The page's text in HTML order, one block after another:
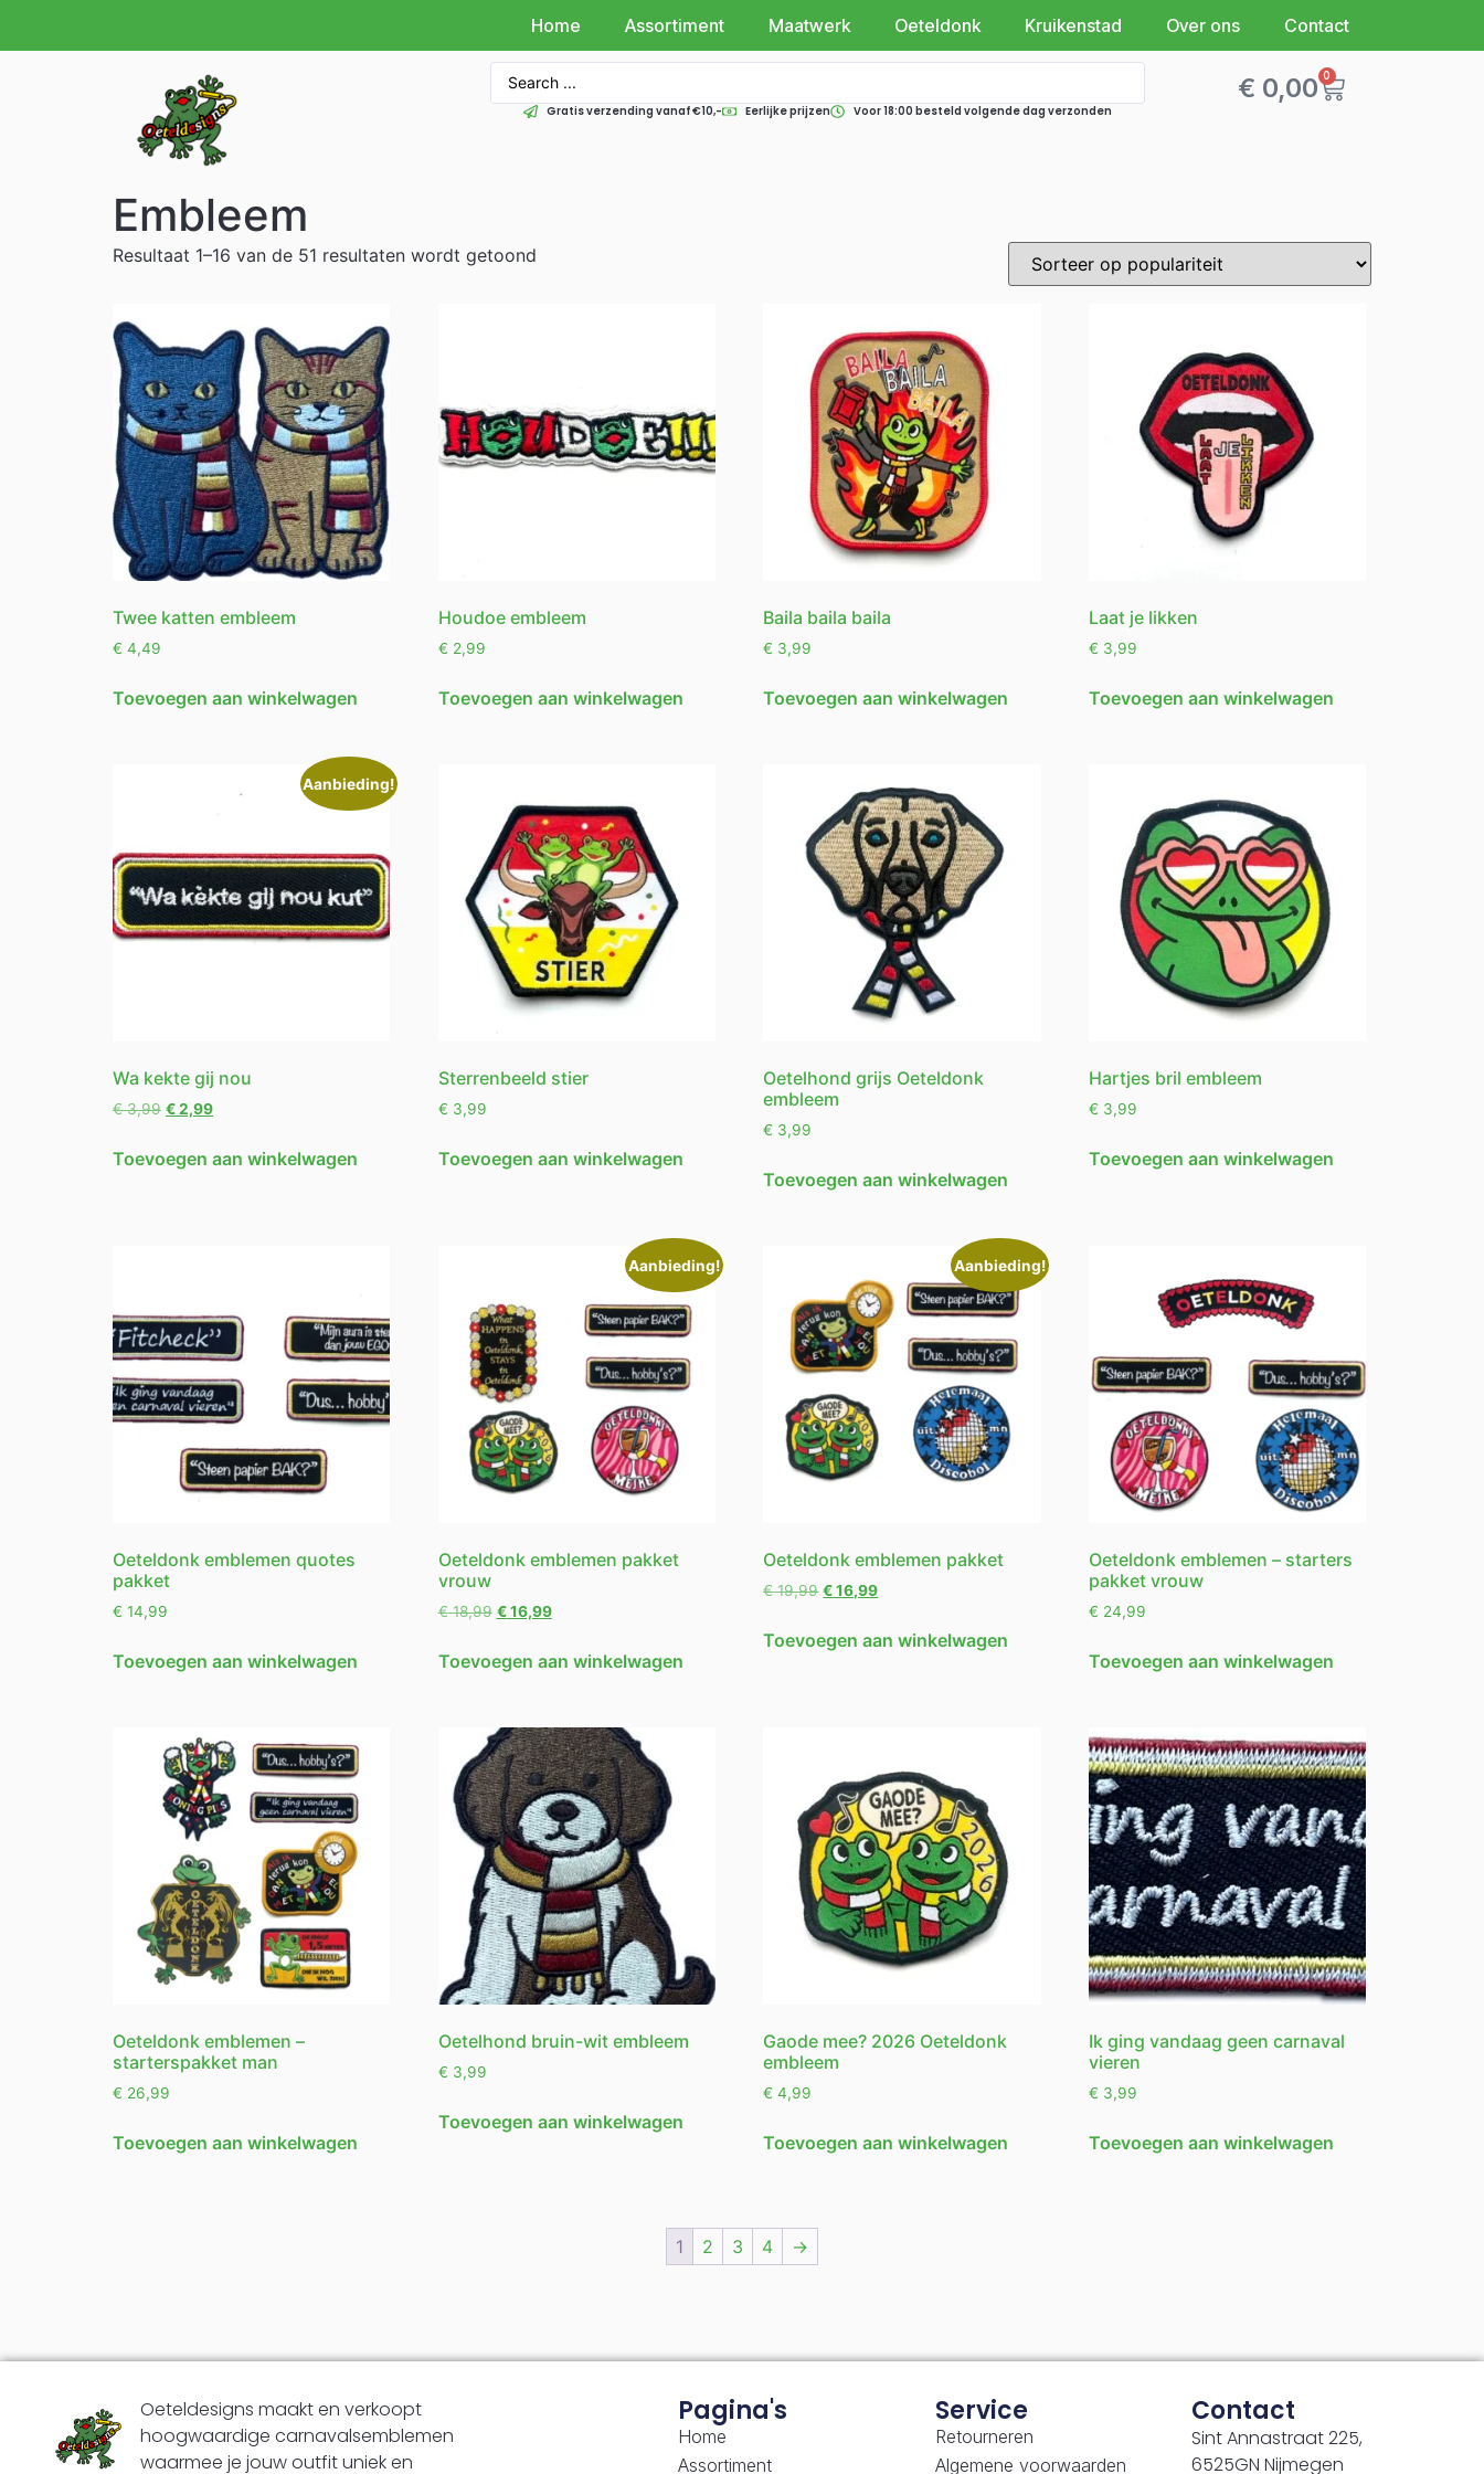
Home Assortiment Maatwerk Oeteldonk Kruikenstad Over ons Contact
Gratis verzending vanaf €10,- Eerlijke prijzen Voor 18:00 besteld volgende dag verzonden
€ 0,00 0
Embleem
Resultaat 1–16 van de 51 resultaten wordt getoond
Twee katten embleem
€ 4,49
Toevoegen aan winkelwagen
Houdoe embleem
€ 2,99
Toevoegen aan winkelwagen
Baila baila baila
€ 3,99
Toevoegen aan winkelwagen
Laat je likken
€ 3,99
Toevoegen aan winkelwagen
Aanbieding!
Wa kekte gij nou
€3,99 €2,99
Toevoegen aan winkelwagen
Sterrenbeeld stier
€ 3,99
Toevoegen aan winkelwagen
Oetelhond grijs Oeteldonk
embleem
€ 3,99
Toevoegen aan winkelwagen
Hartjes bril embleem
€ 3,99
Toevoegen aan winkelwagen
Oeteldonk emblemen quotes
pakket
€ 14,99
Toevoegen aan winkelwagen
Aanbieding!
Oeteldonk emblemen pakket
vrouw
€18,99 €16,99
Toevoegen aan winkelwagen
Aanbieding!
Oeteldonk emblemen pakket
€19,99 €16,99
Toevoegen aan winkelwagen
Oeteldonk emblemen – starters
pakket vrouw
€ 24,99
Toevoegen aan winkelwagen
Oeteldonk emblemen –
starterspakket man
€ 26,99
Toevoegen aan winkelwagen
Oetelhond bruin-wit embleem
€ 3,99
Toevoegen aan winkelwagen
Gaode mee? 2026 Oeteldonk
embleem
€ 4,99
Toevoegen aan winkelwagen
Ik ging vandaag geen carnaval
vieren
€ 3,99
Toevoegen aan winkelwagen
1 2 3 4 →
Oeteldesigns maakt en verkoopt
hoogwaardige carnavalsemblemen
waarmee je jouw outfit uniek en
Pagina's
Home
Assortiment
Service
Retourneren
Algemene voorwaarden
Contact
Sint Annastraat 225,
6525GN Nijmegen